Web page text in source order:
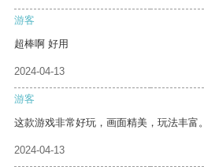
游客
超棒啊 好用
2024-04-13
游客
这款游戏非常好玩，画面精美，玩法丰富。
2024-04-13